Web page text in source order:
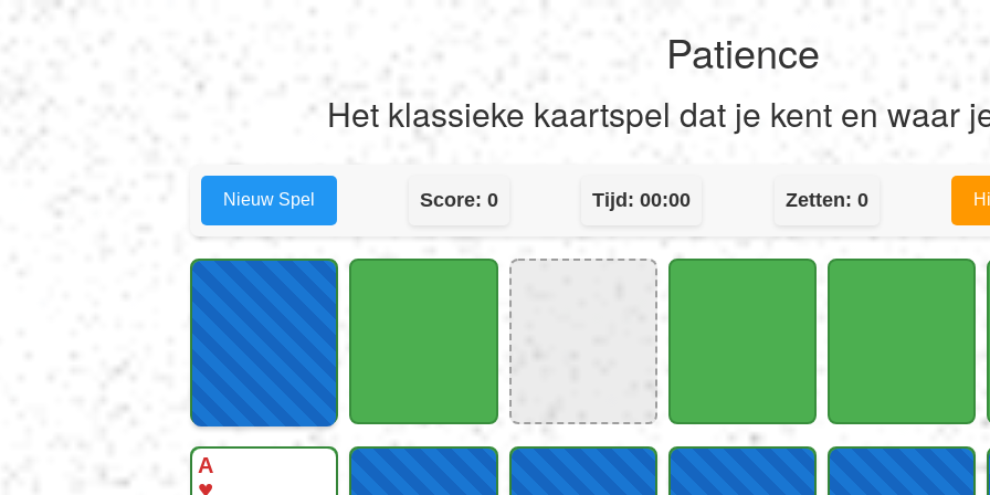
Patience
Het klassieke kaartspel dat je kent en waar
Nieuw Spel Score:0 Tijd:00:00 Zetten: 0
A
♥